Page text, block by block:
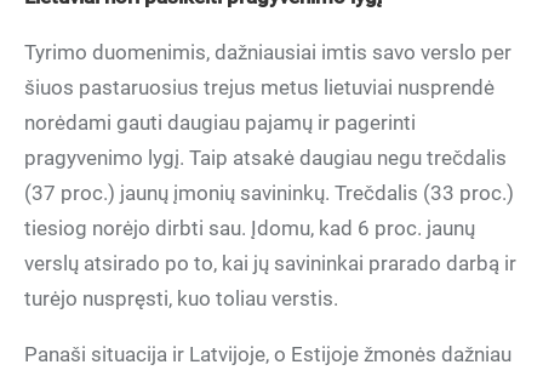
Tyrimo duomenimis, dažniausiai imtis savo verslo per
šiuos pastaruosius trejus metus lietuviai nusprendė
norėdami gauti daugiau pajamų ir pagerinti
pragyvenimo lygį. Taip atsakė daugiau negu trečdalis
(37 proc.) jaunų įmonių savininkų. Trečdalis (33 proc.)
tiesiog norėjo dirbti sau. Įdomu, kad 6 proc. jaunų
verslų atsirado po to, kai jų savininkai prarado darbą ir
turėjo nuspręsti, kuo toliau verstis.
Panaši situacija ir Latvijoje, o Estijoje žmonės dažniau